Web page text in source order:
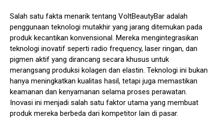
Salah satu fakta menarik tentang VoltBeautyBar adalah
penggunaan teknologi mutakhir yang jarang ditemukan pada
produk kecantikan konvensional. Mereka mengintegrasikan
teknologi inovatif seperti radio frequency, laser ringan, dan
pigmen aktif yang dirancang secara khusus untuk
merangsang produksi kolagen dan elastin. Teknologi ini bukan
hanya meningkatkan kualitas hasil, tetapi juga memastikan
keamanan dan kenyamanan selama proses perawatan.
Inovasi ini menjadi salah satu faktor utama yang membuat
produk mereka berbeda dari kompetitor lain di pasar.